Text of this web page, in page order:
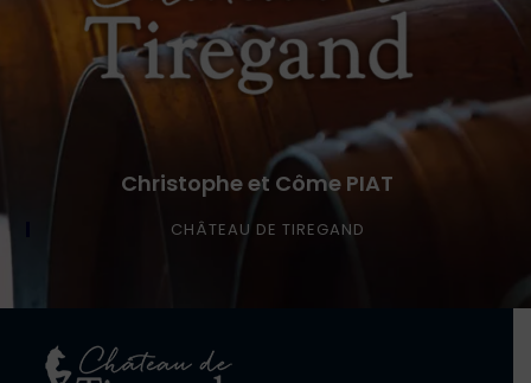
Christophe et Côme PIAT
CHÂTEAU DE TIREGAND